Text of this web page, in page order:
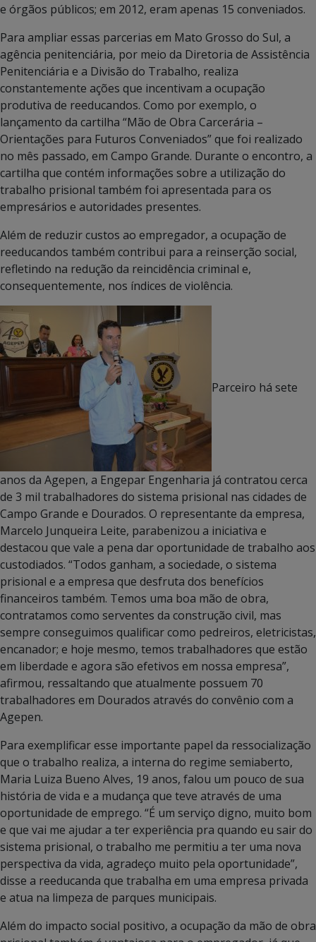
e órgãos públicos; em 2012, eram apenas 15 conveniados.
Para ampliar essas parcerias em Mato Grosso do Sul, a
agência penitenciária, por meio da Diretoria de Assistência
Penitenciária e a Divisão do Trabalho, realiza
constantemente ações que incentivam a ocupação
produtiva de reeducandos. Como por exemplo, o
lançamento da cartilha “Mão de Obra Carcerária –
Orientações para Futuros Conveniados” que foi realizado
no mês passado, em Campo Grande. Durante o encontro, a
cartilha que contém informações sobre a utilização do
trabalho prisional também foi apresentada para os
empresários e autoridades presentes.
Além de reduzir custos ao empregador, a ocupação de
reeducandos também contribui para a reinserção social,
refletindo na redução da reincidência criminal e,
consequentemente, nos índices de violência.
Parceiro há sete
anos da Agepen, a Engepar Engenharia já contratou cerca
de 3 mil trabalhadores do sistema prisional nas cidades de
Campo Grande e Dourados. O representante da empresa,
Marcelo Junqueira Leite, parabenizou a iniciativa e
destacou que vale a pena dar oportunidade de trabalho aos
custodiados. “Todos ganham, a sociedade, o sistema
prisional e a empresa que desfruta dos benefícios
financeiros também. Temos uma boa mão de obra,
contratamos como serventes da construção civil, mas
sempre conseguimos qualificar como pedreiros, eletricistas,
encanador; e hoje mesmo, temos trabalhadores que estão
em liberdade e agora são efetivos em nossa empresa”,
afirmou, ressaltando que atualmente possuem 70
trabalhadores em Dourados através do convênio com a
Agepen.
Para exemplificar esse importante papel da ressocialização
que o trabalho realiza, a interna do regime semiaberto,
Maria Luiza Bueno Alves, 19 anos, falou um pouco de sua
história de vida e a mudança que teve através de uma
oportunidade de emprego. “É um serviço digno, muito bom
e que vai me ajudar a ter experiência pra quando eu sair do
sistema prisional, o trabalho me permitiu a ter uma nova
perspectiva da vida, agradeço muito pela oportunidade”,
disse a reeducanda que trabalha em uma empresa privada
e atua na limpeza de parques municipais.
Além do impacto social positivo, a ocupação da mão de obra